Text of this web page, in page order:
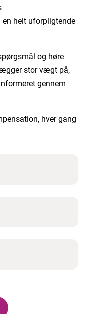
helt uforpligtende
og høre
stor vægt på,
gennem
hver gang